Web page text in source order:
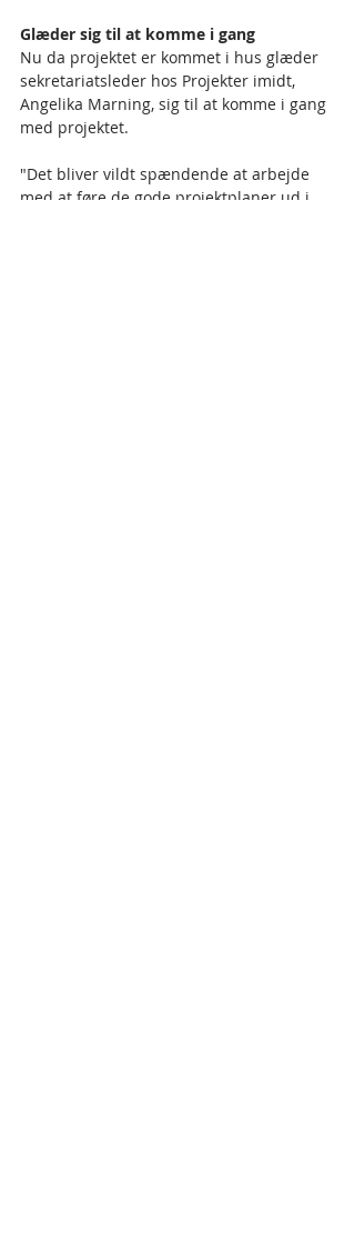
Glæder sig til at komme i gang
Nu da projektet er kommet i hus glæder
sekretariatsleder hos Projekter imidt,
Angelika Marning, sig til at komme i gang
med projektet.
"Det bliver vildt spændende at arbejde
med at føre de gode projektplaner ud i